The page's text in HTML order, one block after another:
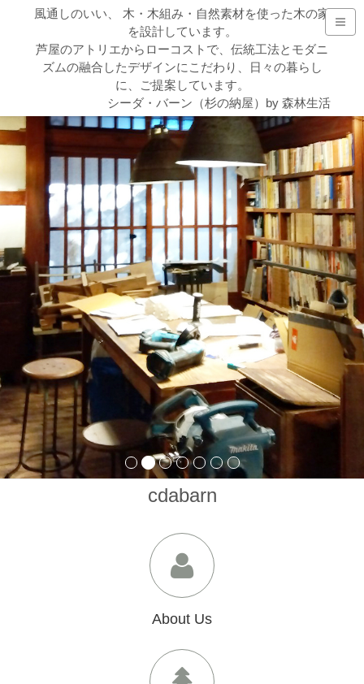
風通しのいい、 木・木組み・自然素材を使った木の家
を設計しています。
芦屋のアトリエからローコストで、伝統工法とモダニ
ズムの融合したデザインにこだわり、日々の暮らし
に、ご提案しています。
シーダ・バーン（杉の納屋）by 森林生活
cdabarn
About Us